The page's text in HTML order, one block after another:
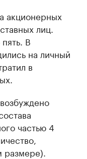
акционерных
лиц.
В
на личный
в
частью 4